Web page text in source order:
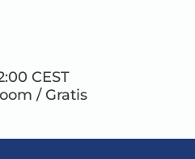
CEST
/ Gratis